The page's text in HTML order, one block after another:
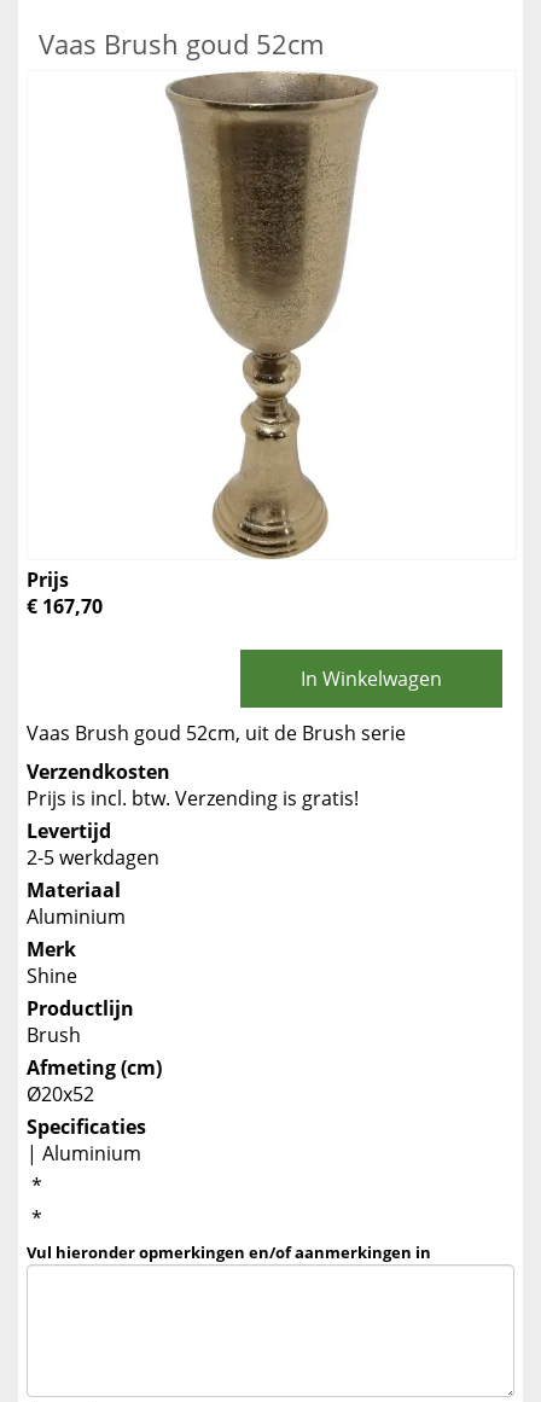
Vaas Brush goud 52cm
Prijs
€ 167,70
In Winkelwagen
Vaas Brush goud 52cm, uit de Brush serie
Verzendkosten
Prijs is incl. btw. Verzending is gratis!
Levertijd
2-5 werkdagen
Materiaal
Aluminium
Merk
Shine
Productlijn
Brush
Afmeting (cm)
Ø20x52
Specificaties
| Aluminium
*
*
Vul hieronder opmerkingen en/of aanmerkingen in